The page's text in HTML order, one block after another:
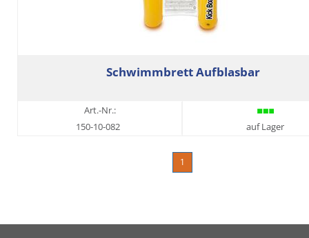
Schwimmbrett Aufblasbar
Art.-Nr.:
150-10-082
auf Lager
1